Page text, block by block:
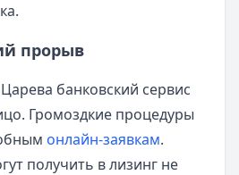
прорыв
банковский сервис
Громоздкие процедуры
онлайн-заявкам.
получить в лизинг не